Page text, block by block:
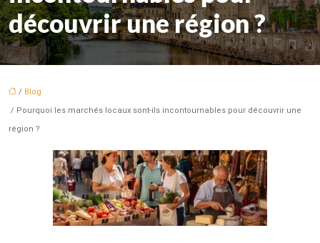
découvrir une région ?
/ Blog
/ Pourquoi les marchés locaux sont-ils incontournables pour découvrir une
région ?